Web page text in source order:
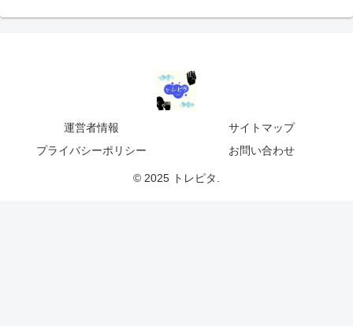
運営者情報
サイトマップ
プライバシーポリシー
お問い合わせ
© 2025 トレピタ.